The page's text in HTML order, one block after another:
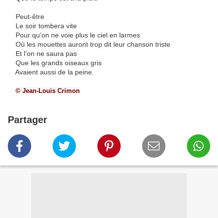
Peut-être
Le soir tombera vite
Pour qu’on ne voie plus le ciel en larmes
Où les mouettes auront trop dit leur chanson triste
Et l’on ne saura pas
Que les grands oiseaux gris
Avaient aussi de la peine.
© Jean-Louis Crimon
Partager